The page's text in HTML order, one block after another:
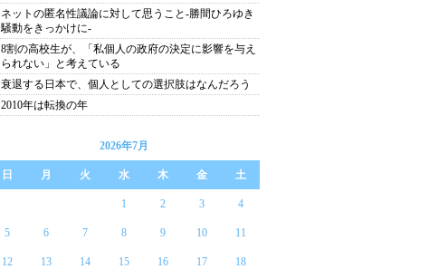
ネットの匿名性議論に対して思うこと-勝間ひろゆき
騒動をきっかけに-
8割の高校生が、「私個人の政府の決定に影響を与え
られない」と考えている
衰退する日本で、個人としての選択肢はなんだろう
2010年は転換の年
2026年7月
日 月 火 水 木 金 土
1 2 3 4
5 6 7 8 9 10 11
12 13 14 15 16 17 18